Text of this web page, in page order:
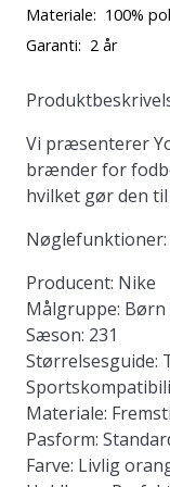
Materiale: 100%
Garanti: 2 år
Vi præsenterer
brænder for
hvilket gør den
Nøglefunktioner:
Producent: Nike
Målgruppe: Børn
Sæson: 231
Størrelsesguide:
Materiale:
Pasform:
Farve: Livlig